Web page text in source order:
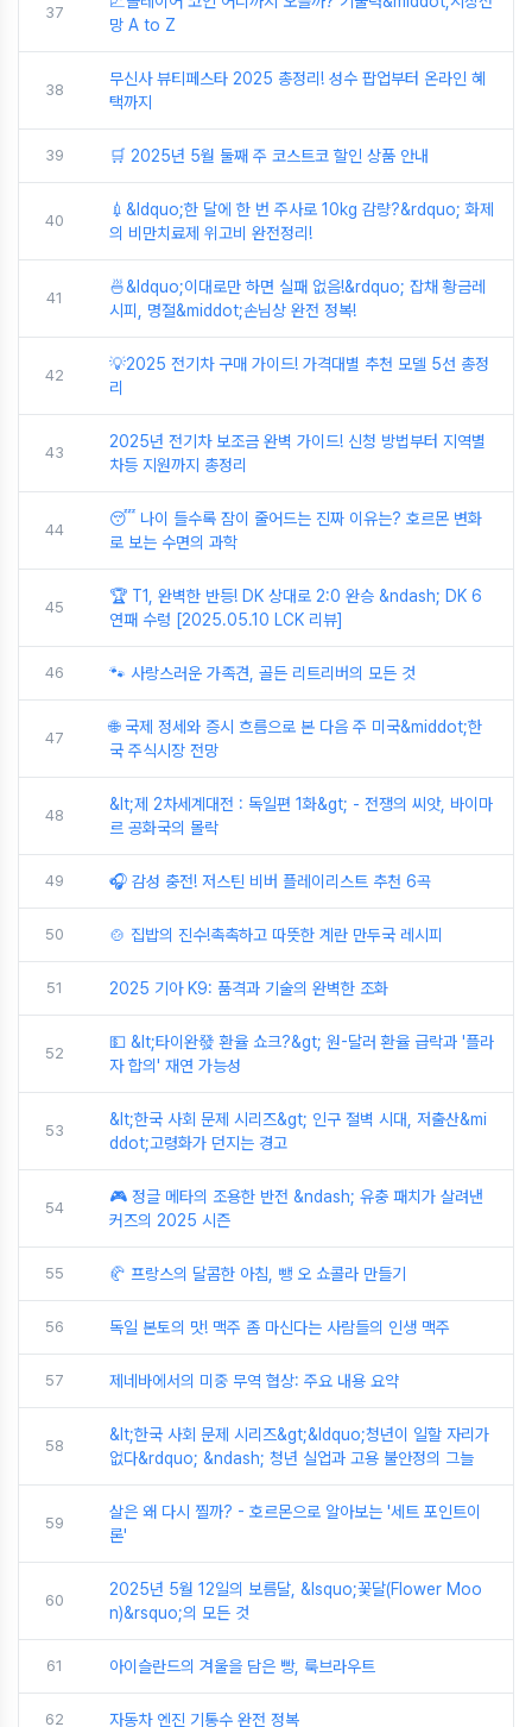
37
망 A to Z
38
무신사 뷰티페스타 2025 총정리! 성수 팝업부터 온라인 혜
택까지
39 🛒 2025년 5월 둘째 주 코스트코 할인 상품 안내
40
💉&ldquo;한 달에 한 번 주사로 10kg 감량?&rdquo; 화제
의 비만치료제 위고비 완전정리!
41
🍜&ldquo;이대로만 하면 실패 없음!&rdquo; 잡채 황금레
시피, 명절&middot;손님상 완전 정복!
42
💡2025 전기차 구매 가이드! 가격대별 추천 모델 5선 총정
리
43
2025년 전기차 보조금 완벽 가이드! 신청 방법부터 지역별
차등 지원까지 총정리
44
😴 나이 들수록 잠이 줄어드는 진짜 이유는? 호르몬 변화
로 보는 수면의 과학
45
🏆 T1, 완벽한 반등! DK 상대로 2:0 완승 &ndash; DK 6
연패 수렁 [2025.05.10 LCK 리뷰]
46 🐾 사랑스러운 가족견, 골든 리트리버의 모든 것
47
🌐 국제 정세와 증시 흐름으로 본 다음 주 미국&middot;한
국 주식시장 전망
48
&lt;제 2차세계대전 : 독일편 1화&gt; - 전쟁의 씨앗, 바이마
르 공화국의 몰락
49 🎧 감성 충전! 저스틴 비버 플레이리스트 추천 6곡
50 🍲 집밥의 진수!촉촉하고 따뜻한 계란 만두국 레시피
51 2025 기아 K9: 품격과 기술의 완벽한 조화
52
💵 &lt;타이완發 환율 쇼크?&gt; 원-달러 환율 급락과 '플라
자 합의' 재연 가능성
53
&lt;한국 사회 문제 시리즈&gt; 인구 절벽 시대, 저출산&mi
ddot;고령화가 던지는 경고
54
🎮 정글 메타의 조용한 반전 &ndash; 유충 패치가 살려낸
커즈의 2025 시즌
55 🥐 프랑스의 달콤한 아침, 뺑 오 쇼콜라 만들기
56 독일 본토의 맛! 맥주 좀 마신다는 사람들의 인생 맥주
57 제네바에서의 미중 무역 협상: 주요 내용 요약
58
&lt;한국 사회 문제 시리즈&gt;&ldquo;청년이 일할 자리가
없다&rdquo; &ndash; 청년 실업과 고용 불안정의 그늘
59
살은 왜 다시 찔까? - 호르몬으로 알아보는 '세트 포인트이
론'
60
2025년 5월 12일의 보름달, &lsquo;꽃달(Flower Moo
n)&rsquo;의 모든 것
61 아이슬란드의 겨울을 담은 빵, 룩브라우트
62 자동차 엔진 기통수 완전 정복